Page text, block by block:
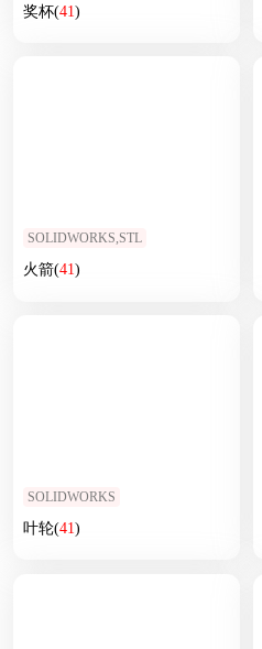
奖杯(41)
SOLIDWORKS,STL
火箭(41)
SOLIDWORKS
叶轮(41)